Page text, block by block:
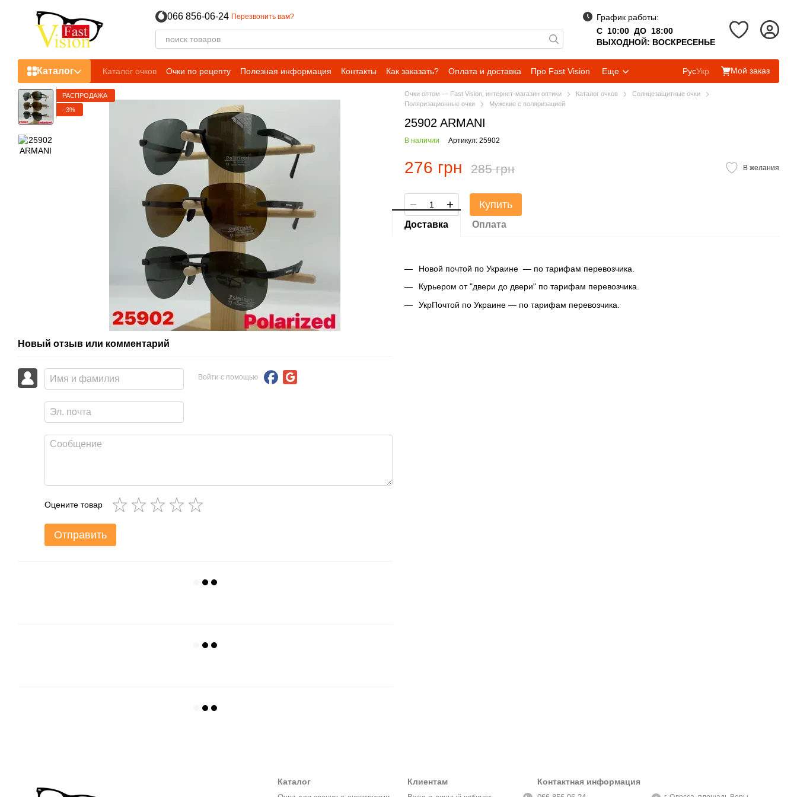
066 856-06-24 Перезвонить вам?
График работы:
С 10:00 ДО 18:00
ВЫХОДНОЙ: ВОСКРЕСЕНЬЕ
Каталог Каталог очков Очки по рецепту Полезная информация Контакты Как заказать? Оплата и доставка Про Fast Vision Еще РусУкр Мой заказ
РАСПРОДАЖА
−3%
Новый отзыв или комментарий
Войти с помощью
Оцените товар
Отправить
Очки оптом — Fast Vision, интернет-магазин оптики Каталог очков
Солнцезащитные очки
Поляризационные очки
Мужские с поляризацией
25902 ARMANI
В наличии Артикул: 25902
276 грн 285 грн В желания
Купить
Доставка Оплата
Новой почтой по Украине — по тарифам перевозчика.
Курьером от "двери до двери" по тарифам перевозчика.
УкрПочтой по Украине — по тарифам перевозчика.
Каталог Клиентам Контактная информация